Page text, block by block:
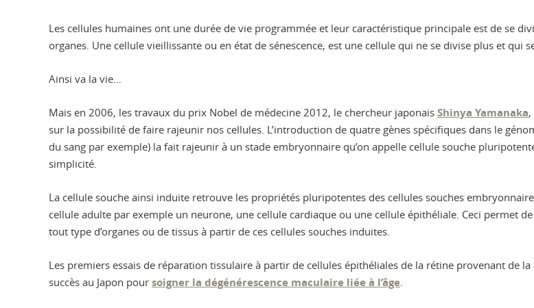
Les cellules humaines ont une durée de vie programmée et leur caractéristique principale est de se
organes. Une cellule vieillissante ou en état de sénescence, est une cellule qui ne se divise plus et qui
Ainsi va la vie…
Mais en 2006, les travaux du prix Nobel de médecine 2012, le chercheur japonais Shinya Yamanaka
sur la possibilité de faire rajeunir nos cellules. L’introduction de quatre gènes spécifiques dans le
du sang par exemple) la fait rajeunir à un stade embryonnaire qu’on appelle cellule souche
simplicité.
La cellule souche ainsi induite retrouve les propriétés pluripotentes des cellules souches
cellule adulte par exemple un neurone, une cellule cardiaque ou une cellule épithéliale. Ceci permet
tout type d’organes ou de tissus à partir de ces cellules souches induites.
Les premiers essais de réparation tissulaire à partir de cellules épithéliales de la rétine provenant de
succès au Japon pour soigner la dégénérescence maculaire liée à l’âge.